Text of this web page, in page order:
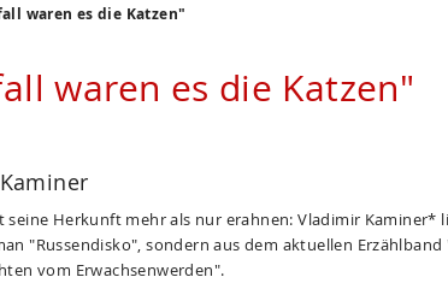
waren es die Katzen"
waren es die Katzen"
seine Herkunft mehr als nur erahnen: Vladimir Kaminer*
"Russendisko", sondern aus dem aktuellen Erzählband
vom Erwachsenwerden".